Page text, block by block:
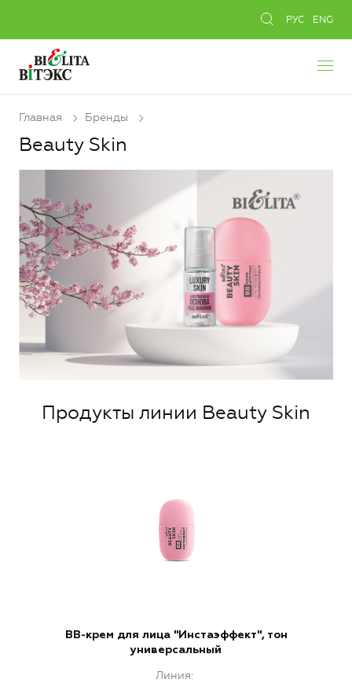
РУС ENG
Главная Бренды
Beauty Skin
Продукты линии Beauty Skin
BB-крем для лица "Инстаэффект", тон
универсальный
Линия